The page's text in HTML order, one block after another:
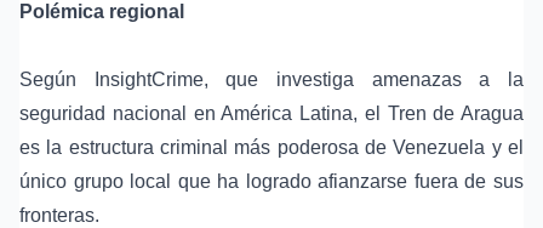
Polémica regional
Según InsightCrime, que investiga amenazas a la
seguridad nacional en América Latina, el Tren de Aragua
es la estructura criminal más poderosa de Venezuela y el
único grupo local que ha logrado afianzarse fuera de sus
fronteras.